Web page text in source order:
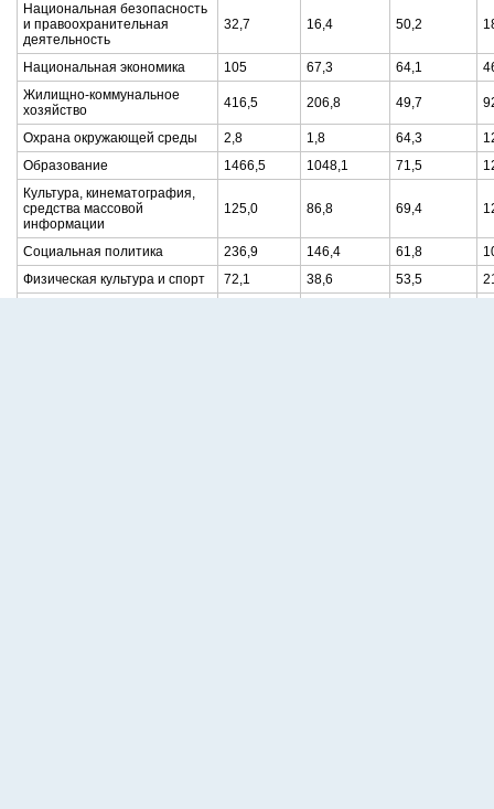
Национальная безопасность
и правоохранительная
деятельность
32,7 16,4 50,2
Национальная экономика 105 67,3 64,1
Жилищно-коммунальное
хозяйство
416,5 206,8 49,7
Охрана окружающей среды 2,8 1,8 64,3
Образование
1466,5 1048,1 71,5
Культура, кинематография,
средства массовой
информации
125,0 86,8 69,4
Социальная политика 236,9 146,4 61,8
Физическая культура и спорт
72,1 38,6 53,5